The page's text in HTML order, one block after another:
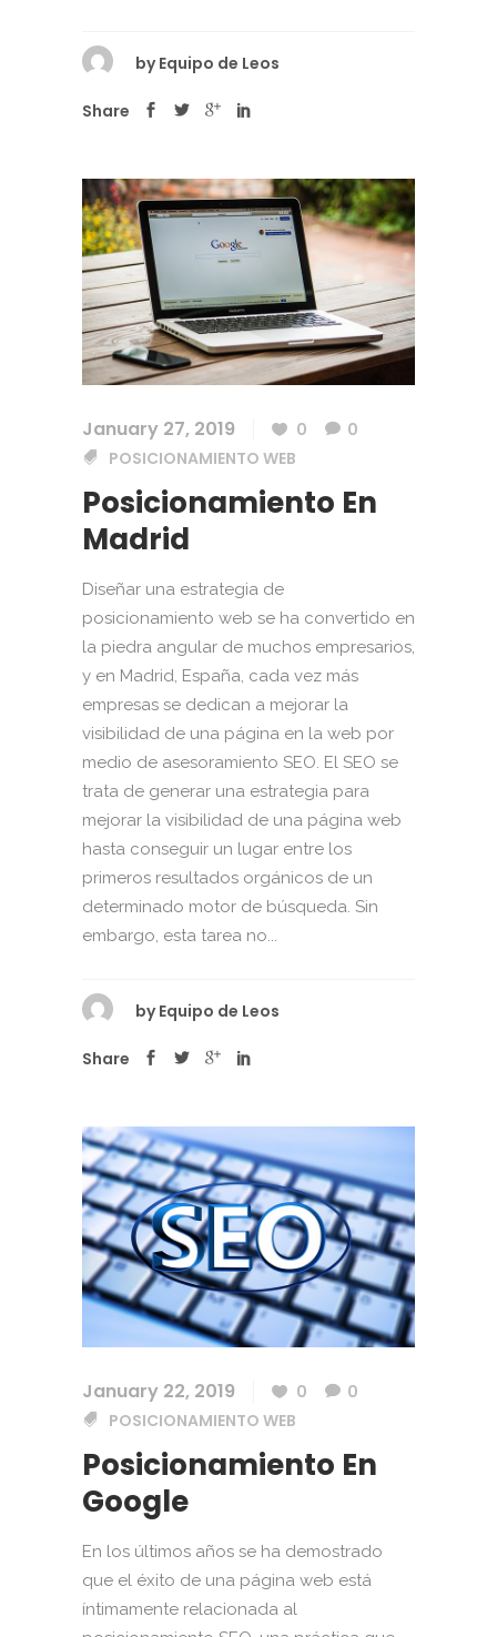
by Equipo de Leos
Share
January 27, 2019 0
0
POSICIONAMIENTO WEB
Posicionamiento En
Madrid
Diseñar una estrategia de
posicionamiento web se ha convertido en
la piedra angular de muchos empresarios,
y en Madrid, España, cada vez más
empresas se dedican a mejorar la
visibilidad de una página en la web por
medio de asesoramiento SEO. El SEO se
trata de generar una estrategia para
mejorar la visibilidad de una página web
hasta conseguir un lugar entre los
primeros resultados orgánicos de un
determinado motor de búsqueda. Sin
embargo, esta tarea no...
by Equipo de Leos
Share
January 22, 2019 0
0
POSICIONAMIENTO WEB
Posicionamiento En
Google
En los últimos años se ha demostrado
que el éxito de una página web está
íntimamente relacionada al